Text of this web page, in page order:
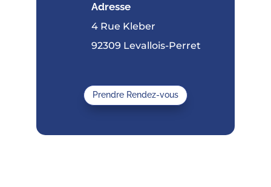
Adresse
4 Rue Kleber
92309 Levallois-Perret
Prendre Rendez-vous